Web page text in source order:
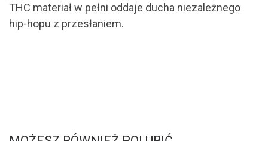
THC materiał w pełni oddaje ducha niezależnego
hip-hopu z przesłaniem.